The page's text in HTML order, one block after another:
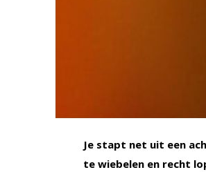
Je stapt net uit een
te wiebelen en recht